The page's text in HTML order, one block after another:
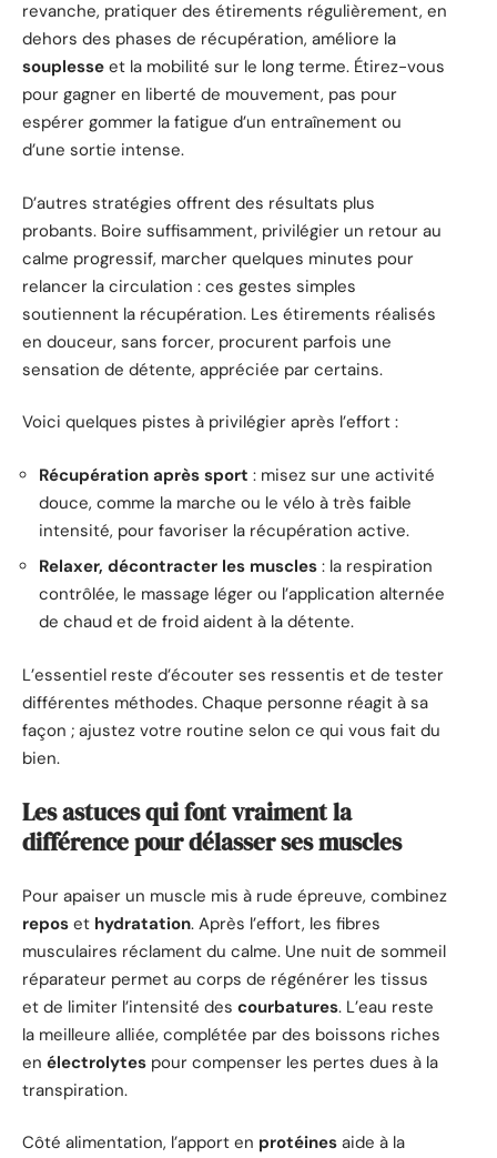
revanche, pratiquer des étirements régulièrement, en
dehors des phases de récupération, améliore la
souplesse et la mobilité sur le long terme. Étirez-vous
pour gagner en liberté de mouvement, pas pour
espérer gommer la fatigue d’un entraînement ou
d’une sortie intense.
D’autres stratégies offrent des résultats plus
probants. Boire suffisamment, privilégier un retour au
calme progressif, marcher quelques minutes pour
relancer la circulation : ces gestes simples
soutiennent la récupération. Les étirements réalisés
en douceur, sans forcer, procurent parfois une
sensation de détente, appréciée par certains.
Voici quelques pistes à privilégier après l’effort :
Récupération après sport : misez sur une activité
douce, comme la marche ou le vélo à très faible
intensité, pour favoriser la récupération active.
Relaxer, décontracter les muscles : la respiration
contrôlée, le massage léger ou l’application alternée
de chaud et de froid aident à la détente.
L’essentiel reste d’écouter ses ressentis et de tester
différentes méthodes. Chaque personne réagit à sa
façon ; ajustez votre routine selon ce qui vous fait du
bien.
Les astuces qui font vraiment la
différence pour délasser ses muscles
Pour apaiser un muscle mis à rude épreuve, combinez
repos et hydratation. Après l’effort, les fibres
musculaires réclament du calme. Une nuit de sommeil
réparateur permet au corps de régénérer les tissus
et de limiter l’intensité des courbatures. L’eau reste
la meilleure alliée, complétée par des boissons riches
en électrolytes pour compenser les pertes dues à la
transpiration.
Côté alimentation, l’apport en protéines aide à la